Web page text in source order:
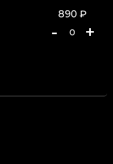
890 ₽
- 0 +